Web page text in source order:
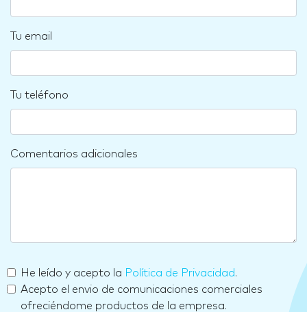
Tu email
Tu teléfono
Comentarios adicionales
He leído y acepto la Política de Privacidad.
Acepto el envio de comunicaciones comerciales
ofreciéndome productos de la empresa.